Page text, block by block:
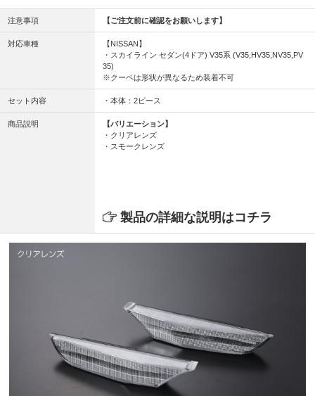
注意事項 【ご注文前に確認をお願いします】
対応車種
【NISSAN】
・スカイライン セダン(4ドア) V35系 (V35,HV35,NV35,PV
35)
※クーペは形状が異なるため装着不可
セット内容 ・本体：2ピース
商品説明
【バリエーション】
・クリアレンズ
・スモークレンズ
製品の詳細な説明はコチラ